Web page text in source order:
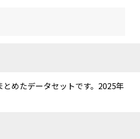
めたデータセットです。2025年